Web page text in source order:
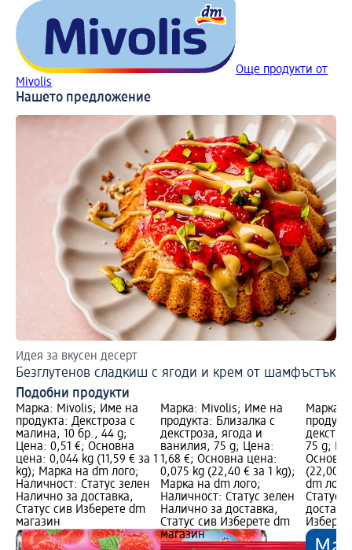
Още продукти от
Mivolis
Нашето предложение
Идея за вкусен десерт
Безглутенов сладкиш с ягоди и крем от шамфъстък
Подобни продукти
Марка: Mivolis; Име на
продукта: Декстроза с
малина, 10 бр., 44 g;
Цена: 0,51 €; Основна
цена: 0,044 kg (11,59 € за 1
kg); Марка на dm лого;
Наличност: Статус зелен
Налично за доставка,
Статус сив Изберете dm
магазин
Марка: Mivolis; Име на
продукта: Близалка с
декстроза, ягода и
ванилия, 75 g; Цена:
1,68 €; Основна цена:
0,075 kg (22,40 € за 1 kg);
Марка на dm лого;
Наличност: Статус зелен
Налично за доставка,
Статус сив Изберете dm
магазин
Марка:
75 g;
(22,00 €
dm
Статус